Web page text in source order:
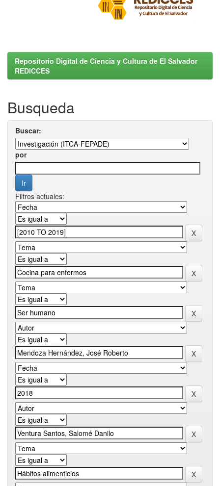
Repositorio Digital de Ciencia y Cultura de El Salvador
REDICCES
Busqueda
Buscar:
por
Filtros actuales: